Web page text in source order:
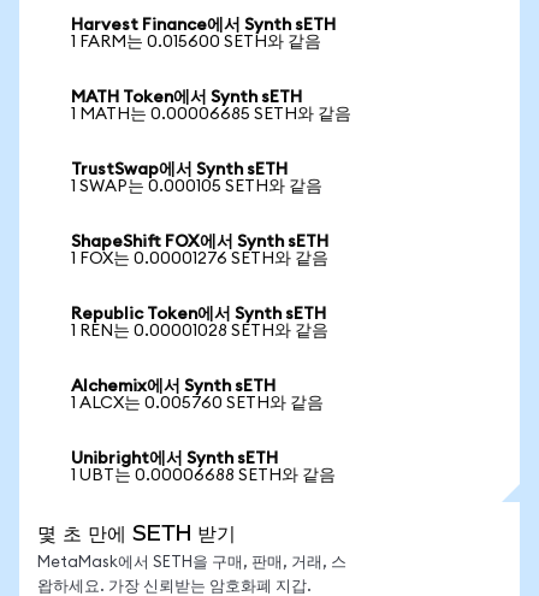
Harvest Finance에서 Synth sETH
1 FARM는 0.015600 SETH와 같음
MATH Token에서 Synth sETH
1 MATH는 0.00006685 SETH와 같음
TrustSwap에서 Synth sETH
1 SWAP는 0.000105 SETH와 같음
ShapeShift FOX에서 Synth sETH
1 FOX는 0.00001276 SETH와 같음
Republic Token에서 Synth sETH
1 REN는 0.00001028 SETH와 같음
Alchemix에서 Synth sETH
1 ALCX는 0.005760 SETH와 같음
Unibright에서 Synth sETH
1 UBT는 0.00006688 SETH와 같음
몇 초 만에 SETH 받기
MetaMask에서 SETH을 구매, 판매, 거래, 스
왑하세요. 가장 신뢰받는 암호화폐 지갑.